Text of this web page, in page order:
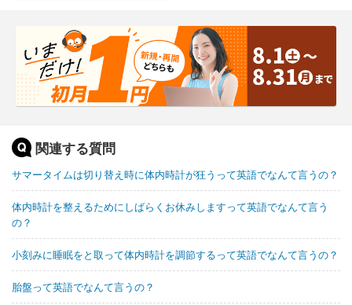
関連する質問
サマータイムは切り替え時に体内時計が狂うって英語でなんて言うの？
体内時計を整えるためにしばらくお休みしますって英語でなんて言う
の？
小刻みに睡眠をと取って体内時計を調節するって英語でなんて言うの？
胎盤って英語でなんて言うの？